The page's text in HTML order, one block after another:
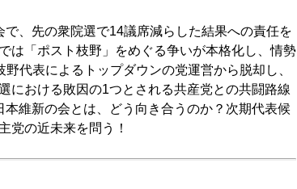
、先の衆院選で14議席減らした結果への責任を
は「ポスト枝野」をめぐる争いが本格化し、情勢
代表によるトップダウンの党運営から脱却し、
における敗因の1つとされる共産党との共闘路線
維新の会とは、どう向き合うのか？次期代表候
党の近未来を問う！